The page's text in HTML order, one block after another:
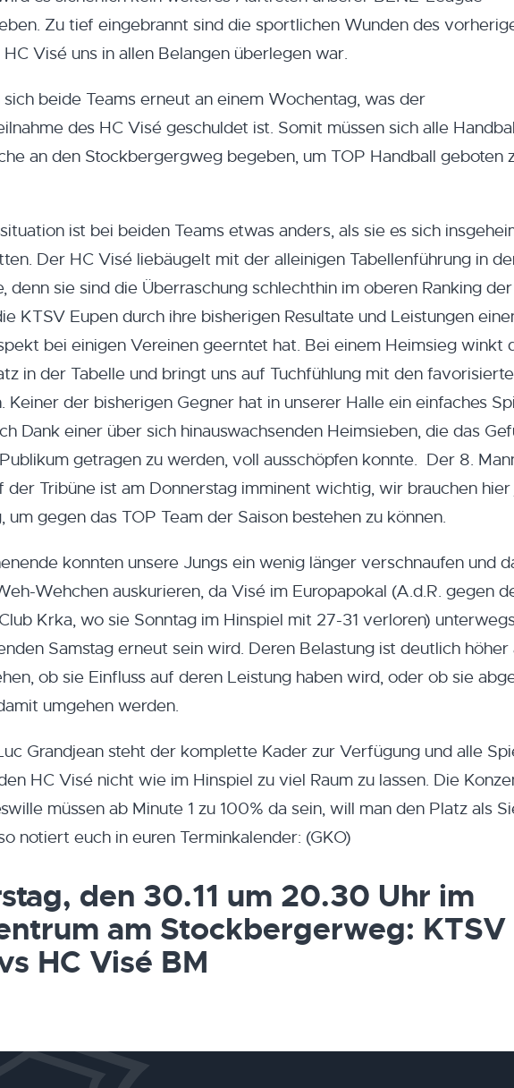
Zu tief eingebrannt sind die sportlichen Wunden des
Visé uns in allen Belangen überlegen war.
beide Teams erneut an einem Wochentag, was der
des HC Visé geschuldet ist. Somit müssen sich alle
an den Stockbergergweg begeben, um TOP Handball geboten
ist bei beiden Teams etwas anders, als sie es sich
Der HC Visé liebäugelt mit der alleinigen Tabellenführung in
denn sie sind die Überraschung schlechthin im oberen Ranking
KTSV Eupen durch ihre bisherigen Resultate und Leistungen
bei einigen Vereinen geerntet hat. Bei einem Heimsieg winkt
in der Tabelle und bringt uns auf Tuchfühlung mit den
Keiner der bisherigen Gegner hat in unserer Halle ein einfaches
Dank einer über sich hinauswachsenden Heimsieben, die das
getragen zu werden, voll ausschöpfen konnte. Der 8.
der Tribüne ist am Donnerstag imminent wichtig, wir brauchen
um gegen das TOP Team der Saison bestehen zu können.
konnten unsere Jungs ein wenig länger verschnaufen und
Wehchen auskurieren, da Visé im Europapokal (A.d.R. gegen
Krka, wo sie Sonntag im Hinspiel mit 27-31 verloren)
Samstag erneut sein wird. Deren Belastung ist deutlich höher
ob sie Einfluss auf deren Leistung haben wird, oder ob sie
umgehen werden.
Grandjean steht der komplette Kader zur Verfügung und alle
HC Visé nicht wie im Hinspiel zu viel Raum zu lassen. Die
müssen ab Minute 1 zu 100% da sein, will man den Platz als
notiert euch in euren Terminkalender: (GKO)
den 30.11 um 20.30 Uhr im
am Stockbergerweg: KTSV
HC Visé BM